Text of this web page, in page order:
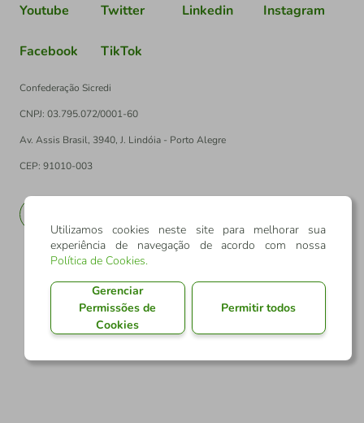
Youtube Twitter Linkedin Instagram
Facebook TikTok
Confederação Sicredi
CNPJ: 03.795.072/0001-60
Av. Assis Brasil, 3940, J. Lindóia - Porto Alegre
CEP: 91010-003
Utilizamos cookies neste site para melhorar sua
experiência de navegação de acordo com nossa
Política de Cookies.
Gerenciar
Permissões de
Cookies
Permitir todos